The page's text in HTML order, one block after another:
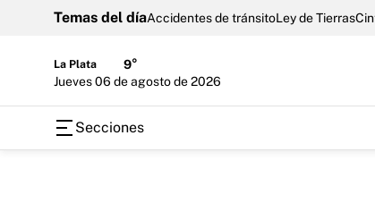
Temas del díaAccidentes de tránsitoLey de Tierras
La Plata
9°
jueves 06 de agosto de 2026
Secciones